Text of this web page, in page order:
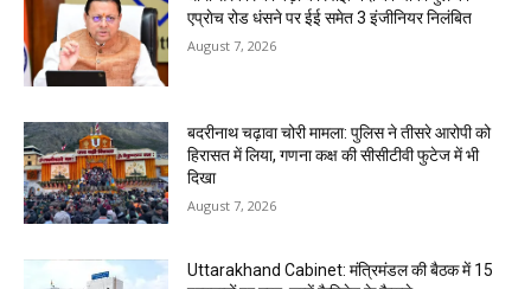
एप्राेच रोड धंसने पर ईई समेत 3 इंजीनियर निलंबित
August 7, 2026
बदरीनाथ चढ़ावा चोरी मामला: पुलिस ने तीसरे आरोपी को
हिरासत में लिया, गणना कक्ष की सीसीटीवी फुटेज में भी
दिखा
August 7, 2026
Uttarakhand Cabinet: मंत्रिमंडल की बैठक में 15